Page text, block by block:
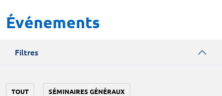
Événements
Filtres
TOUT SÉMINAIRES GÉNÉRAUX